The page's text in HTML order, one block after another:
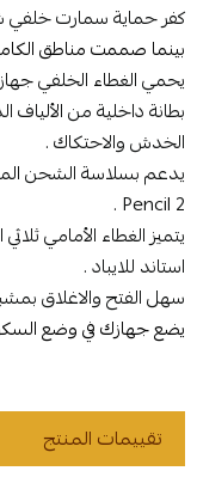
كفر حماية سمارت خلفي
بينما صممت مناطق
يحمي الغطاء الخلفي
بطانة داخلية من
الخدش والاحتكاك .
يدعم بسلاسة الشحن
Pencil 2 .
يتميز الغطاء الأمامي
استاند للايباد .
سهل الفتح والاغلاق
يضع جهازك في وضع
تقييمات المنتج